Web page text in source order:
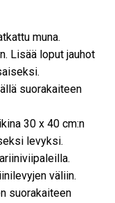
muna.
Lisää loput jauhot
suorakaiteen
30 x 40 cm:n
levyksi.
väliin.
suorakaiteen